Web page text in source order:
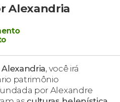
Alexandria
, você irá
patrimônio
por Alexandre